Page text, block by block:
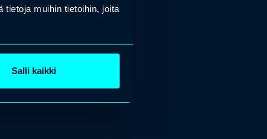
tietoja muihin tietoihin, joita
Salli kaikki